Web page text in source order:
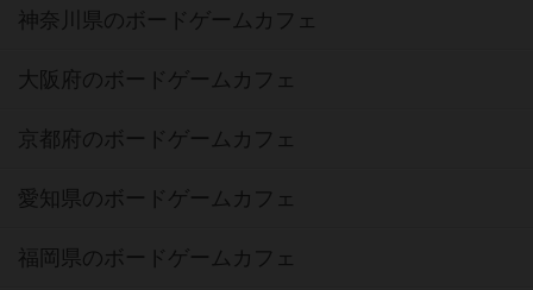
神奈川県のボードゲームカフェ
大阪府のボードゲームカフェ
京都府のボードゲームカフェ
愛知県のボードゲームカフェ
福岡県のボードゲームカフェ